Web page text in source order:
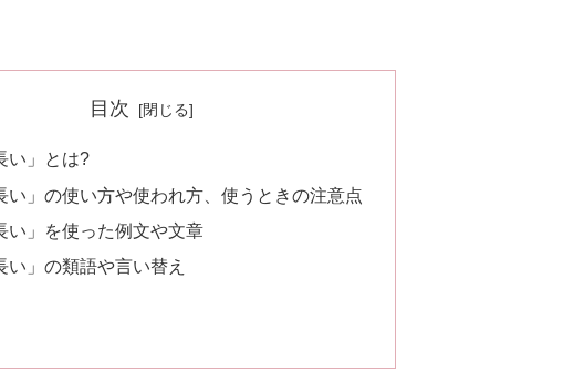
目次
い」とは?
い」の使い方や使われ方、使うときの注意点
い」を使った例文や文章
い」の類語や言い替え